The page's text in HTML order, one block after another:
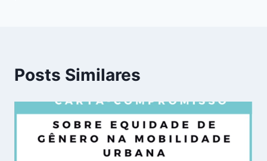
Posts Similares